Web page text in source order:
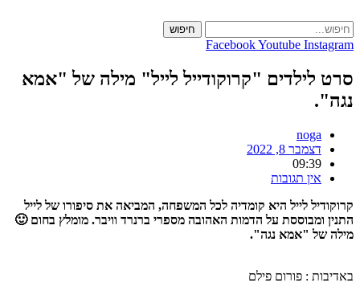
to
content
חיפוש
FacebookYoutube Instagram
סרט לילדים "קרוקודייל לייל" מילה של "אמא
נגה".
noga
דצמבר 8, 2022
09:39
אין תגובות
קרוקודיל לייל היא קומדיה לכל המשפחה, המביאה את סיפורו של לייל
התנין ומבוססת על הדמות האהובה מספרי ברנרד וויבר. מומלץ בחום 🙂
מילה של "אמא נגה".
באדיבות : פורום פילם